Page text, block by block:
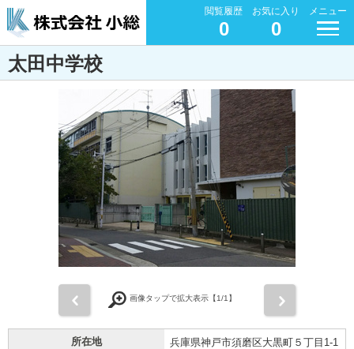
閲覧履歴
0
お気に入り
0
メニュー
太田中学校
画像タップで拡大表示【1/1】
所在地 兵庫県神戸市須磨区大黒町５丁目1-1